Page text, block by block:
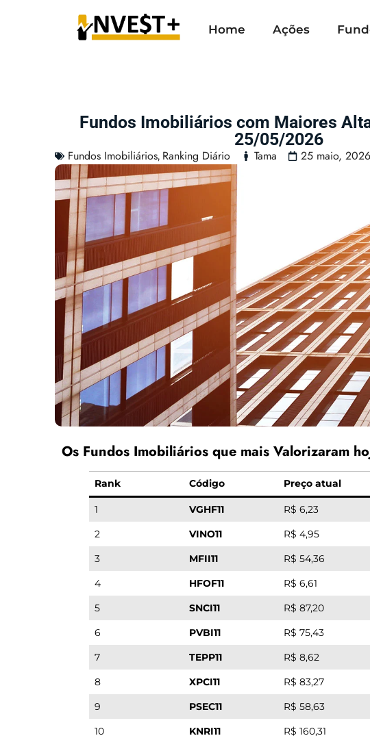
Home Ações
Fundos Imobiliários com Maiores
25/05/2026
Fundos Imobiliários, Ranking Diário Tama 25 maio, 2026
Os Fundos Imobiliários que mais Valorizaram
Rank Código Preço atual
1 VGHF11 R$ 6,23
2
VINO11 R$ 4,95
3
MFII11 R$ 54,36
4
HFOF11 R$ 6,61
5
SNCI11 R$ 87,20
6
PVBI11 R$ 75,43
7
TEPP11 R$ 8,62
8
XPCI11 R$ 83,27
9
PSEC11 R$ 58,63
10
KNRI11 R$ 160,31